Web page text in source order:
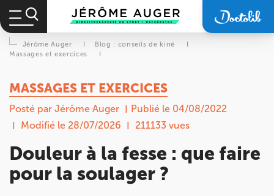
Jérôme Auger I Blog : conseils de kiné
I
Massages et exercices
I
MASSAGES ET EXERCICES
Posté par Jérôme Auger
Publié le 04/08/2022
Modifié le 28/07/2026
211133 vues
Douleur à la fesse : que faire
pour la soulager ?